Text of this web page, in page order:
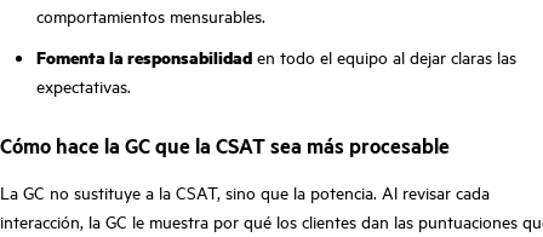
comportamientos mensurables.
Fomenta la responsabilidad en todo el equipo al dejar claras las
expectativas.
Cómo hace la GC que la CSAT sea más procesable
La GC no sustituye a la CSAT, sino que la potencia. Al revisar cada
interacción, la GC le muestra por qué los clientes dan las puntuaciones